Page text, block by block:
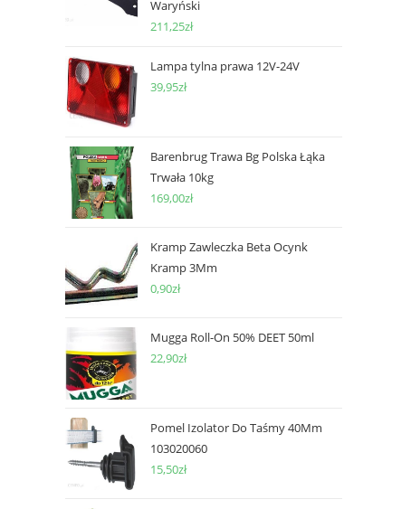
Waryński
211,25zł
Lampa tylna prawa 12V-24V
39,95zł
Barenbrug Trawa Bg Polska Łąka
Trwała 10kg
169,00zł
Kramp Zawleczka Beta Ocynk
Kramp 3Mm
0,90zł
Mugga Roll-On 50% DEET 50ml
22,90zł
Pomel Izolator Do Taśmy 40Mm
103020060
15,50zł